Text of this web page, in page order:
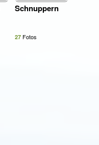
Schnuppern
27Fotos